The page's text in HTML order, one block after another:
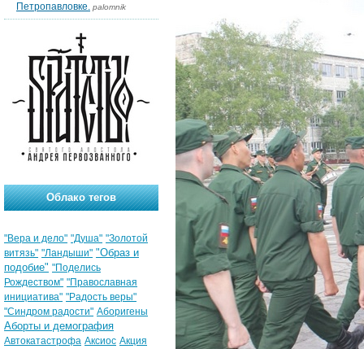
Петропавловке. palomnik
Облако тегов
"Вера и дело" "Душа" "Золотой
витязь" "Ландыши" "Образ и
подобие" "Поделись
Рождеством" "Православная
инициатива" "Радость веры"
"Синдром радости" Аборигены
Аборты и демография
Автокатастрофа Аксиос Акция